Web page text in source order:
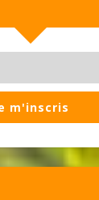
m'inscris